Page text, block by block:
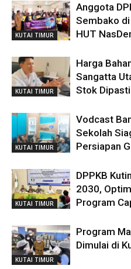
KUTAI TIMUR
Anggota
Sembako
HUT
KUTAI TIMUR
Harga
Sangatta
Stok
KUTAI TIMUR
Vodcast
Sekolah
Persiapan
KUTAI TIMUR
DPPKB
2030,
Program
KUTAI TIMUR
Program
Dimulai di